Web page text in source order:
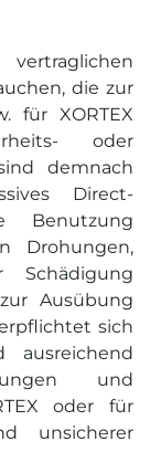
die zur
für XORTEX
oder
demnach
Direct-
Benutzung
Drohungen,
Schädigung
Ausübung
sich
ausreichend
und
oder für
unsicherer